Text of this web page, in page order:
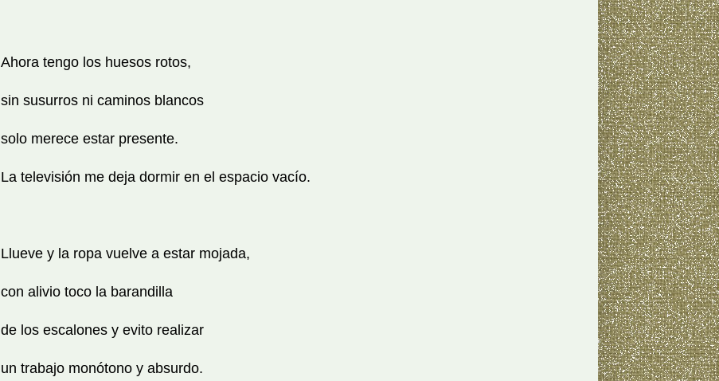
Ahora tengo los huesos rotos,
sin susurros ni caminos blancos
solo merece estar presente.
La televisión me deja dormir en el espacio vacío.
Llueve y la ropa vuelve a estar mojada,
con alivio toco la barandilla
de los escalones y evito realizar
un trabajo monótono y absurdo.